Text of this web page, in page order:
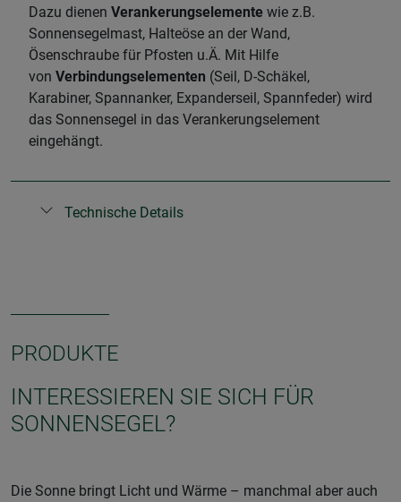
Dazu dienen Verankerungselemente wie z.B.
Sonnensegelmast, Halteöse an der Wand,
Ösenschraube für Pfosten u.Ä. Mit Hilfe
von Verbindungselementen (Seil, D-Schäkel,
Karabiner, Spannanker, Expanderseil, Spannfeder) wird
das Sonnensegel in das Verankerungselement
eingehängt.
Technische Details
PRODUKTE
INTERESSIEREN SIE SICH FÜR
SONNENSEGEL?
Die Sonne bringt Licht und Wärme – manchmal aber auch